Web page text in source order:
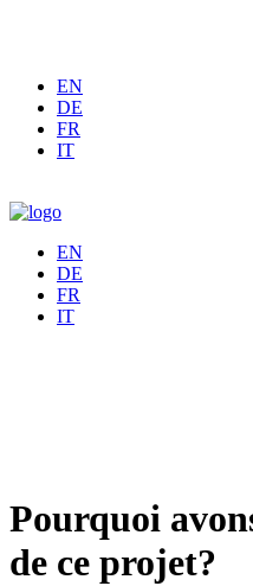
EN
DE
FR
IT
EN
DE
FR
IT
Pourquoi
de ce projet?